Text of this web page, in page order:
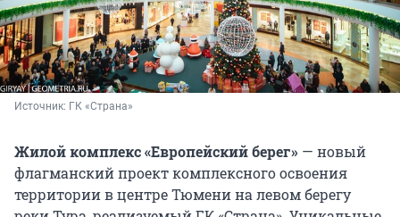
Источник: ГК «Страна»
Жилой комплекс «Европейский берег» — новый
флагманский проект комплексного освоения
территории в центре Тюмени на левом берегу